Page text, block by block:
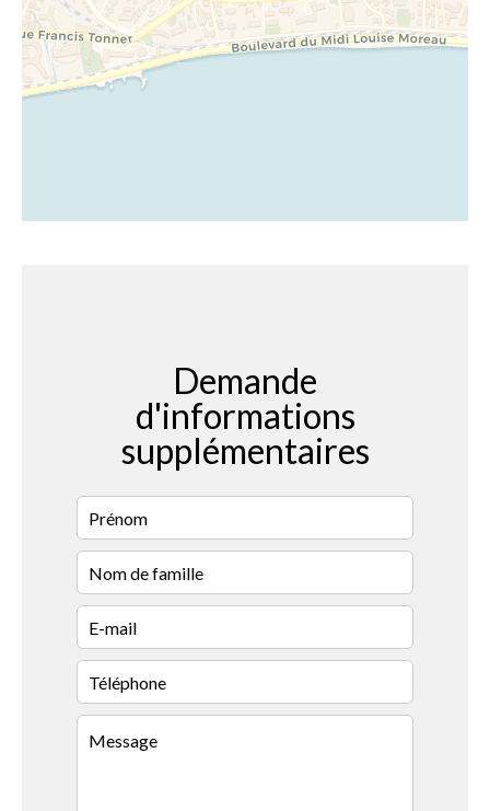
Demande
d'informations
supplémentaires